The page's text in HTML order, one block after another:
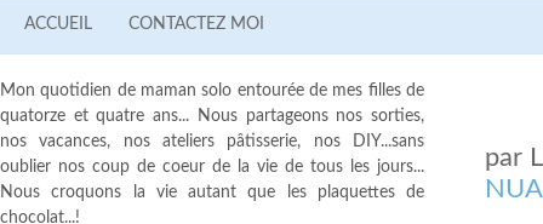
ACCUEIL CONTACTEZ MOI
par
Mon quotidien de maman solo entourée de mes filles de
quatorze et quatre ans... Nous partageons nos sorties,
nos vacances, nos ateliers pâtisserie, nos DIY...sans
oublier nos coup de coeur de la vie de tous les jours...
Nous croquons la vie autant que les plaquettes de
chocolat...!